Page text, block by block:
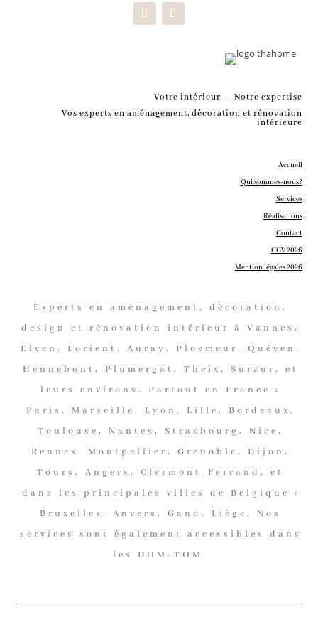
Votre intérieur – Notre expertise
Vos experts en aménagement, décoration et rénovation
intérieure
Accueil
Qui sommes-nous?
Services
Réalisations
Contact
CGV 2026
Mention légales 2026
Experts en aménagement, décoration,
design et rénovation intérieur à Vannes,
Elven, Lorient, Auray, Ploemeur, Quéven,
Hennebont, Plumergat, Theix, Surzur, et
leurs environs. Partout en France :
Paris, Marseille, Lyon, Lille, Bordeaux,
Toulouse, Nantes, Strasbourg, Nice,
Rennes, Montpellier, Grenoble, Dijon,
Tours, Angers, Clermont-Ferrand, et
dans les principales villes de Belgique :
Bruxelles, Anvers, Gand, Liège. Nos
services sont également accessibles dans
les DOM-TOM.